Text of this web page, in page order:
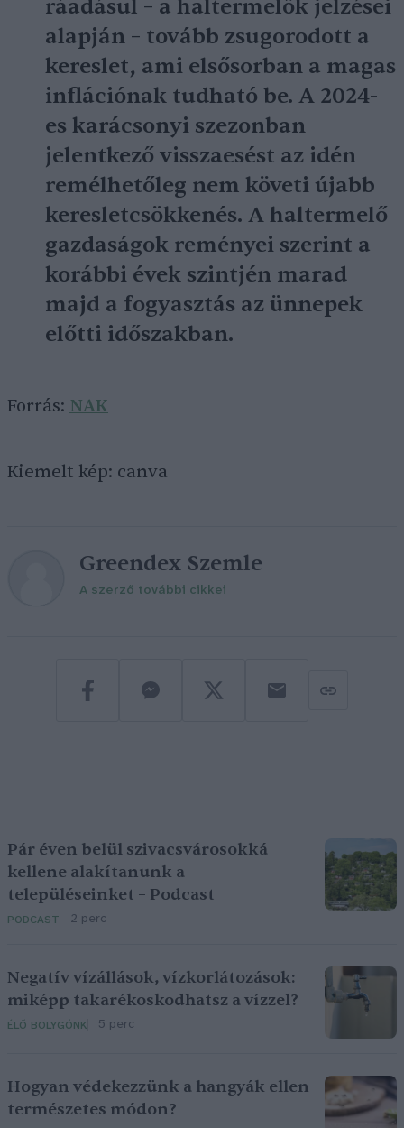
ráadásul – a haltermelők jelzései
alapján – tovább zsugorodott a
kereslet, ami elsősorban a magas
inflációnak tudható be. A 2024-
es karácsonyi szezonban
jelentkező visszaesést az idén
remélhetőleg nem követi újabb
keresletcsökkenés. A haltermelő
gazdaságok reményei szerint a
korábbi évek szintjén marad
majd a fogyasztás az ünnepek
előtti időszakban.
Forrás: NAK
Kiemelt kép: canva
Greendex Szemle
A szerző további cikkei
Pár éven belül szivacsvárosokká
kellene alakítanunk a
településeinket – Podcast
PODCAST 2 perc
Negatív vízállások, vízkorlátozások:
miképp takarékoskodhatsz a vízzel?
ÉLŐ BOLYGÓNK 5 perc
Hogyan védekezzünk a hangyák ellen
természetes módon?